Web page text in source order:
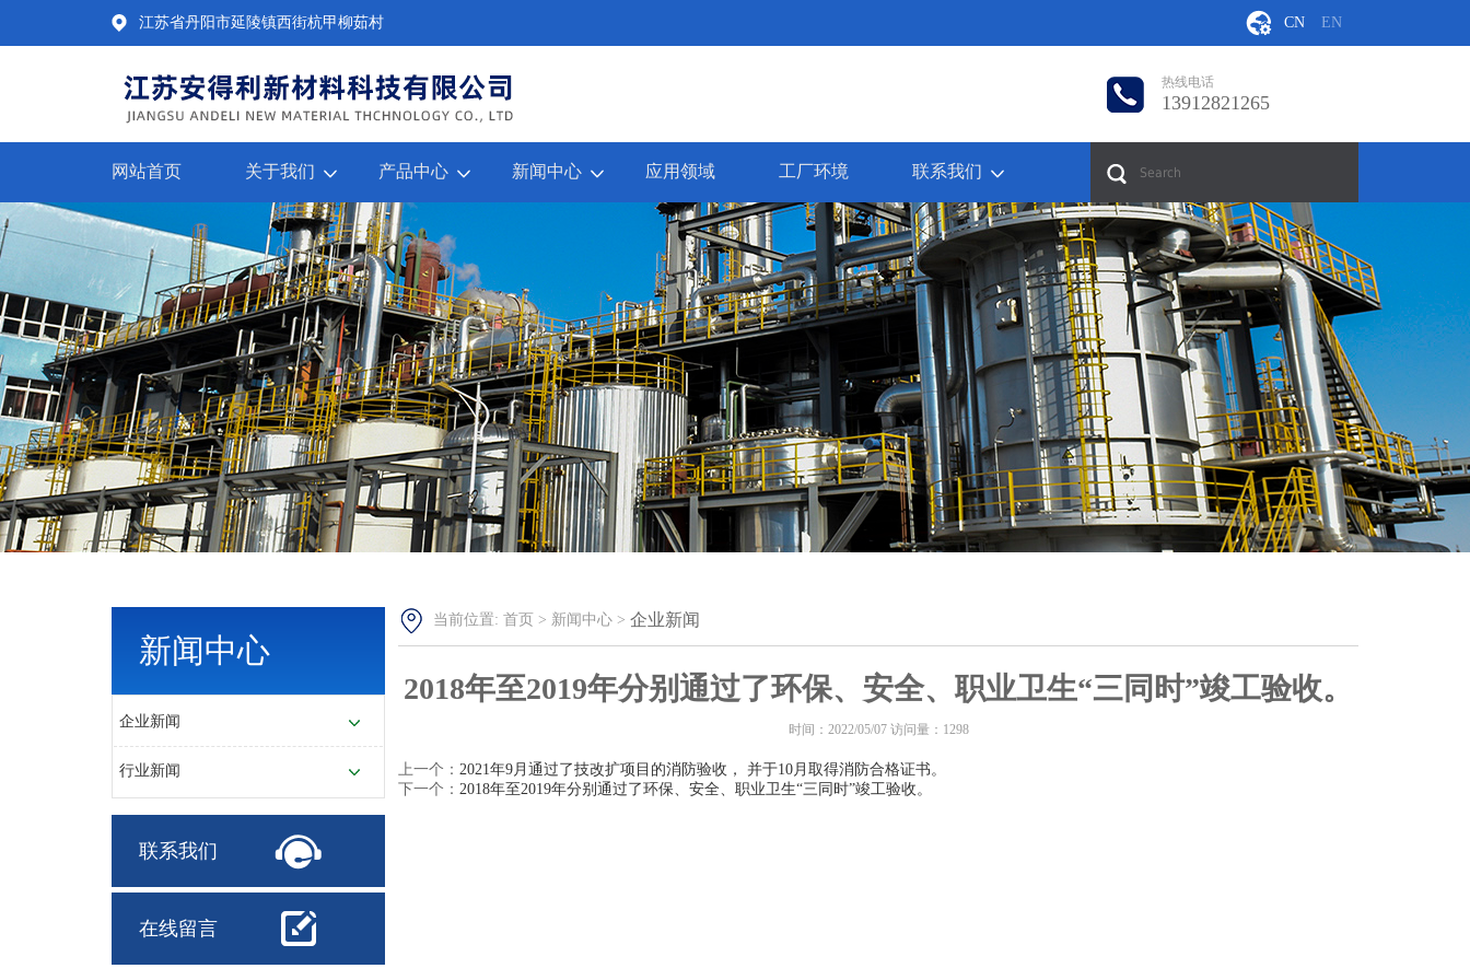
江苏省丹阳市延陵镇西街杭甲柳茹村 CN EN
热线电话
13912821265
网站首页 关于我们 产品中心 新闻中心 应用领域 工厂环境 联系我们
新闻中心
企业新闻
行业新闻
联系我们
在线留言
当前位置: 首页 > 新闻中心 > 企业新闻
2018年至2019年分别通过了环保、安全、职业卫生“三同时”竣工验收。
时间：2022/05/07 访问量：1298
上一个： 2021年9月通过了技改扩项目的消防验收， 并于10月取得消防合格证书。
下一个： 2018年至2019年分别通过了环保、安全、职业卫生“三同时”竣工验收。